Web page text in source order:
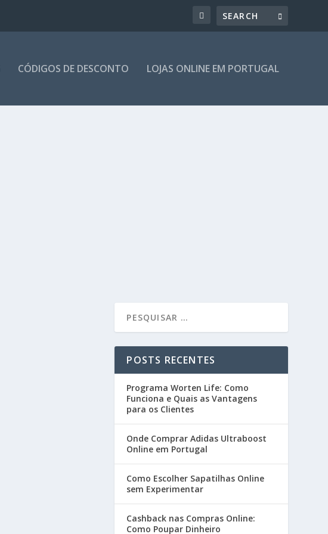
CÓDIGOS DE DESCONTO LOJAS ONLINE EM PORTUGAL
POSTS RECENTES
Programa Worten Life: Como
Funciona e Quais as Vantagens
para os Clientes
Onde Comprar Adidas Ultraboost
Online em Portugal
Como Escolher Sapatilhas Online
sem Experimentar
Cashback nas Compras Online:
Como Poupar Dinheiro